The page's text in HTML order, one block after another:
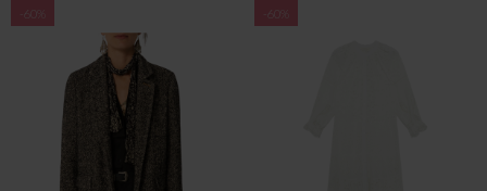
-60% -60%